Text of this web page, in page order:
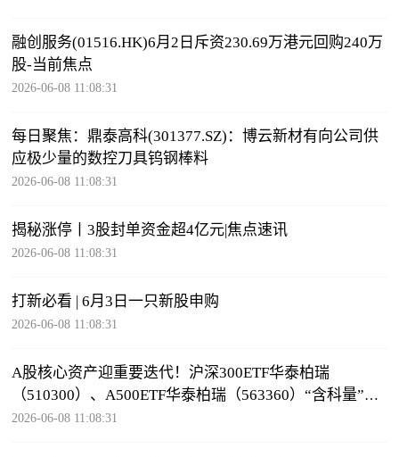
融创服务(01516.HK)6月2日斥资230.69万港元回购240万
股-当前焦点
2026-06-08 11:08:31
每日聚焦：鼎泰高科(301377.SZ)：博云新材有向公司供
应极少量的数控刀具钨钢棒料
2026-06-08 11:08:31
揭秘涨停丨3股封单资金超4亿元|焦点速讯
2026-06-08 11:08:31
打新必看 | 6月3日一只新股申购
2026-06-08 11:08:31
A股核心资产迎重要迭代！沪深300ETF华泰柏瑞
（510300）、A500ETF华泰柏瑞（563360）“含科量”显
著跃升-每日信息
2026-06-08 11:08:31